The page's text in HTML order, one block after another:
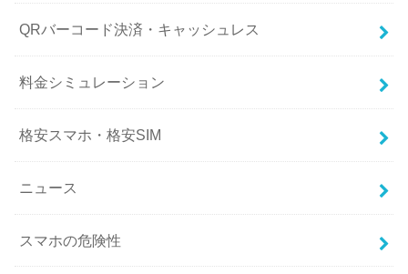
QRバーコード決済・キャッシュレス
料金シミュレーション
格安スマホ・格安SIM
ニュース
スマホの危険性